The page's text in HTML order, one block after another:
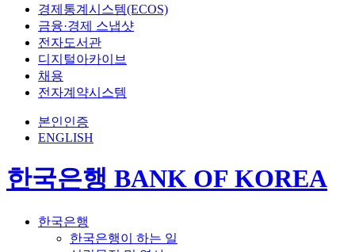
경제통계시스템(ECOS)
금융·경제 스냅샷
전자도서관
디지털아카이브
채용
전자계약시스템
본인인증
ENGLISH
한국은행 BANK OF KOREA
한국은행
한국은행이 하는 일